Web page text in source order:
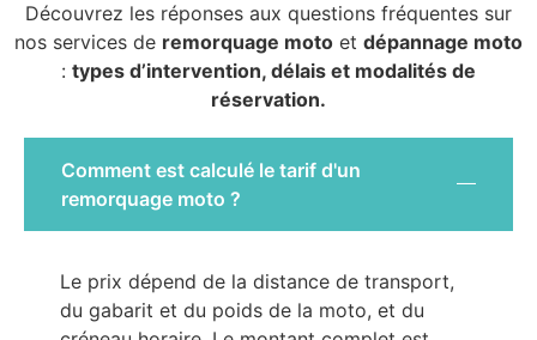
Découvrez les réponses aux questions fréquentes sur
nos services de remorquage moto et dépannage moto
: types d’intervention, délais et modalités de
réservation.
Comment est calculé le tarif d'un
remorquage moto ?
Le prix dépend de la distance de transport,
du gabarit et du poids de la moto, et du